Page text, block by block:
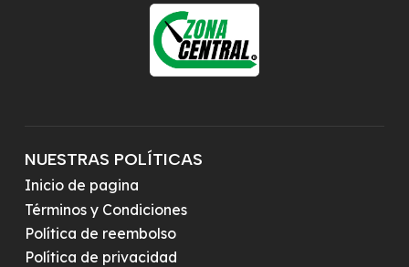
NUESTRAS POLÍTICAS
Inicio de pagina
Términos y Condiciones
Política de reembolso
Política de privacidad